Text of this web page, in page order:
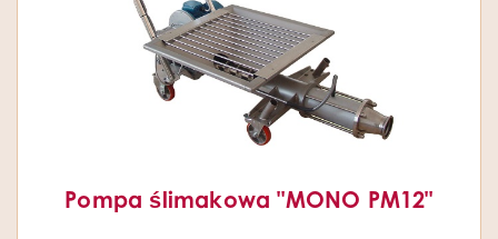
Pompa ślimakowa "MONO PM12"